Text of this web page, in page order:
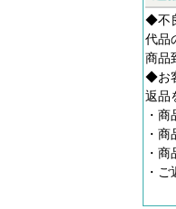
◆不
代品
商品
◆お
返品
・
・
・
・